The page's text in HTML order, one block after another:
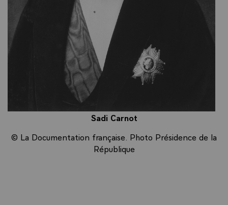
Sadi Carnot
© La Documentation française. Photo Présidence de la
République